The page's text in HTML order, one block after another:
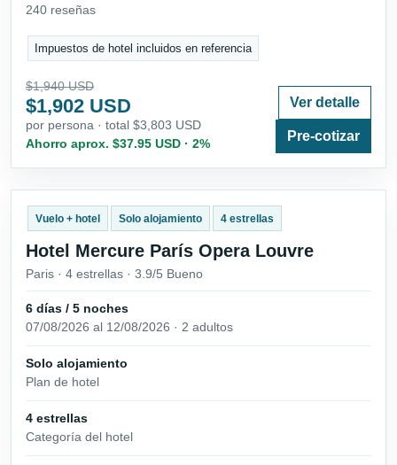
240 reseñas
Impuestos de hotel incluidos en referencia
$1,940 USD
$1,902 USD
por persona · total $3,803 USD
Ahorro aprox. $37.95 USD · 2%
Ver detalle
Pre-cotizar
Vuelo + hotel Solo alojamiento 4 estrellas
Hotel Mercure París Opera Louvre
Paris · 4 estrellas · 3.9/5 Bueno
6 días / 5 noches
07/08/2026 al 12/08/2026 · 2 adultos
Solo alojamiento
Plan de hotel
4 estrellas
Categoría del hotel